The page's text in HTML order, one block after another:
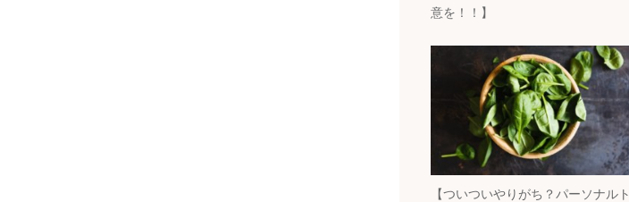
意を！！】
【ついついやりがち？パーソナルト